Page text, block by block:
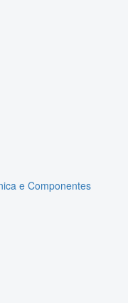
e Componentes